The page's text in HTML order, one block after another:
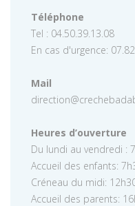
Téléphone
Tel : 04.50.39.13.08
En cas d'urgence:
Mail
Heures d’ouverture
Du lundi au vendredi :
Accueil des enfants:
Créneau du midi:
Accueil des parents: